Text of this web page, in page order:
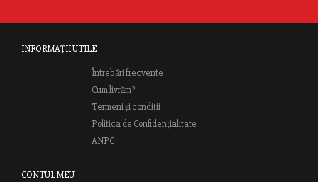
INFORMAȚII UTILE
Întrebări frecvente
Cum livrăm?
Termeni și condiții
Politica de Confidențialitate
ANPC
CONTUL MEU